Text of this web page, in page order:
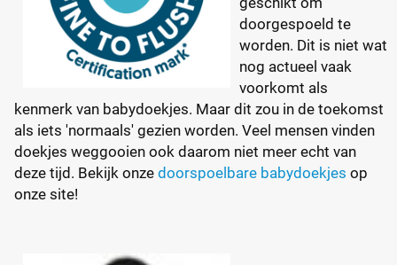
doorgespoeld te
worden. Dit is niet wat
nog actueel vaak
voorkomt als
kenmerk van babydoekjes. Maar dit zou in de toekomst
als iets 'normaals' gezien worden. Veel mensen vinden
doekjes weggooien ook daarom niet meer echt van
deze tijd. Bekijk onze doorspoelbare babydoekjes op
onze site!